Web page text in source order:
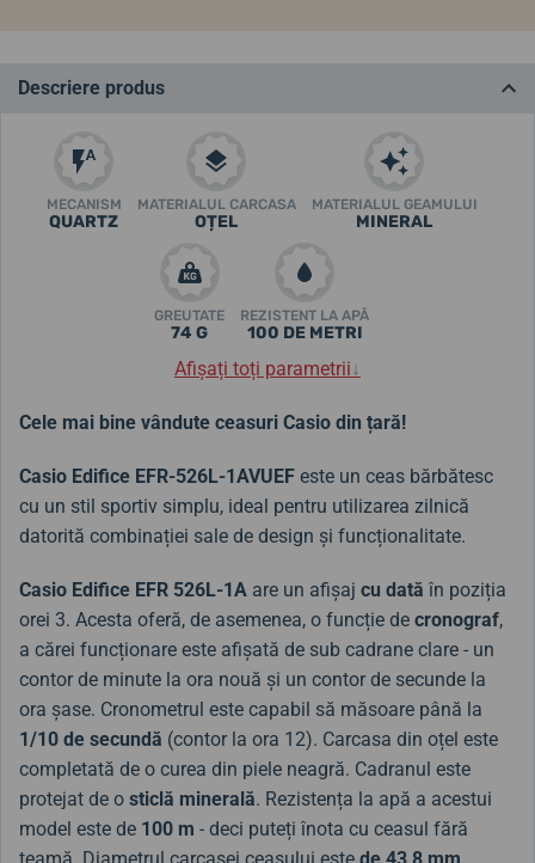
Descriere produs
MECANISM
QUARTZ
MATERIALUL CARCASA
OȚEL
MATERIALUL GEAMULUI
MINERAL
GREUTATE
74 G
REZISTENT LA APĂ
100 DE METRI
Afișați toți parametrii↓
Cele mai bine vândute ceasuri Casio din țară!
Casio Edifice EFR-526L-1AVUEF este un ceas bărbătesc
cu un stil sportiv simplu, ideal pentru utilizarea zilnică
datorită combinației sale de design și funcționalitate.
Casio Edifice EFR 526L-1A are un afișaj cu dată în poziția
orei 3. Acesta oferă, de asemenea, o funcție de cronograf,
a cărei funcționare este afișată de sub cadrane clare - un
contor de minute la ora nouă și un contor de secunde la
ora șase. Cronometrul este capabil să măsoare până la
1/10 de secundă (contor la ora 12). Carcasa din oțel este
completată de o curea din piele neagră. Cadranul este
protejat de o sticlă minerală. Rezistența la apă a acestui
model este de 100 m - deci puteți înota cu ceasul fără